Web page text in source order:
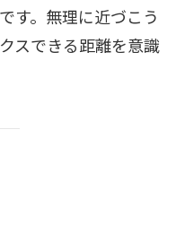
す。無理に近づこう
スできる距離を意識